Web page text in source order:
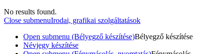
No results found.
Close submenuIrodai, grafikai szolgáltatások
Open submenu (Bélyegző készítése)Bélyegző készítése
Névjegy készítése